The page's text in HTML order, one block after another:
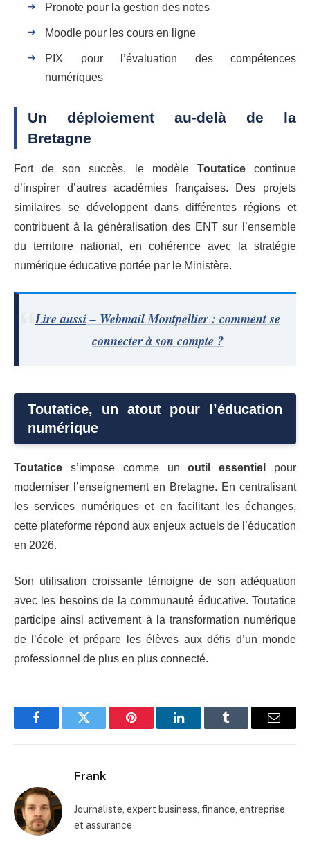
Pronote pour la gestion des notes
Moodle pour les cours en ligne
PIX pour l’évaluation des compétences
numériques
Un déploiement au-delà de la
Bretagne
Fort de son succès, le modèle Toutaticecontinue
d’inspirer d’autres académies françaises. Des projets
similaires se développent dans différentes régions et
contribuent à la généralisation des ENT sur l’ensemble
du territoire national, en cohérence avec la stratégie
numérique éducative portée par le Ministère.
Lire aussi– Webmail Montpellier : comment se
connecter à son compte ?
Toutatice, un atout pour l’éducation
numérique
Toutatice s’impose comme unoutil essentiel
pour
moderniser l’enseignement en Bretagne. En centralisant
les services numériques et en facilitant les échanges,
cette plateforme répond aux enjeux actuels de l’éducation
en 2026.
Son utilisation croissante témoigne de son adéquation
avec les besoins de la communauté éducative. Toutatice
participe ainsi activement à la transformation numérique
de l’école et prépare les élèves aux défis d’un monde
professionnel de plus en plus connecté.
FacebookTwitter Pinterest LinkedInTumblr Email
Frank
Journaliste, expert business, finance, entreprise
et assurance